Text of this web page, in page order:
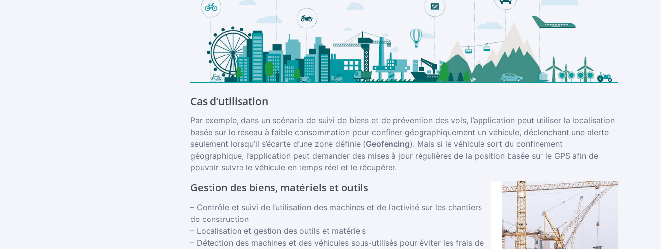
Cas d’utilisation
Par exemple, dans un scénario de suivi de biens et de prévention des vols, l’application peut utiliser la localisation
basée sur le réseau à faible consommation pour confiner géographiquement un véhicule, déclenchant une alerte
seulement lorsqu’il s’écarte d’une zone définie (Geofencing). Mais si le véhicule sort du confinement
géographique, l’application peut demander des mises à jour régulières de la position basée sur le GPS afin de
pouvoir suivre le véhicule en temps réel et le récupérer.
Gestion des biens, matériels et outils
– Contrôle et suivi de l’utilisation des machines et de l’activité sur les chantiers
de construction
– Localisation et gestion des outils et matériels
– Détection des machines et des véhicules sous-utilisés pour éviter les frais de